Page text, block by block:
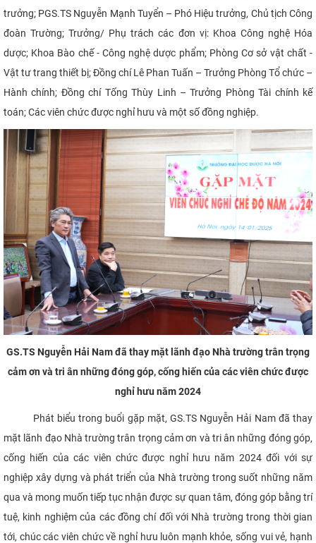
trưởng; PGS.TS Nguyễn Mạnh Tuyển – Phó Hiệu trưởng, Chủ tịch Công
đoàn Trường; Trưởng/ Phụ trách các đơn vị: Khoa Công nghệ Hóa
dược; Khoa Bào chế - Công nghệ dược phẩm; Phòng Cơ sở vật chất -
Vật tư trang thiết bị; Đồng chí Lê Phan Tuấn – Trưởng Phòng Tổ chức –
Hành chính; Đồng chí Tống Thùy Linh – Trưởng Phòng Tài chính kế
toán; Các viên chức được nghỉ hưu và một số đồng nghiệp.
GS.TS Nguyễn Hải Nam đã thay mặt lãnh đạo Nhà trường trân trọng
cảm ơn và tri ân những đóng góp, cống hiến của các viên chức được
nghỉ hưu năm 2024
​Phát biểu trong buổi gặp mặt, GS.TS Nguyễn Hải Nam đã thay
mặt lãnh đạo Nhà trường trân trọng cảm ơn và tri ân những đóng góp,
cống hiến của các viên chức được nghỉ hưu năm 2024 đối với sự
nghiệp xây dựng và phát triển của Nhà trường trong suốt những năm
qua và mong muốn tiếp tục nhận được sự quan tâm, đóng góp bằng trí
tuệ, kinh nghiệm của các đồng chí đối với Nhà trường trong thời gian
tới, chúc các viên chức về nghỉ hưu luôn mạnh khỏe, sống vui vẻ, hạnh